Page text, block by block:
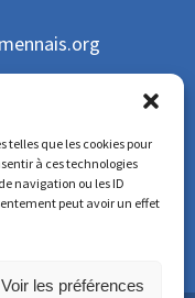
telles que les cookies pour
à ces technologies
navigation ou les ID
peut avoir un effet
Voir les préférences